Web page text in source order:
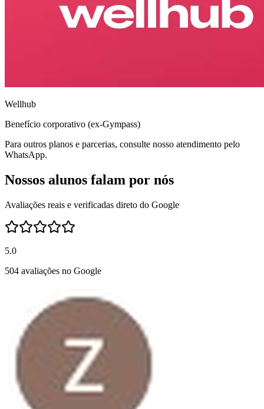
Wellhub
Benefício corporativo (ex-Gympass)
Para outros planos e parcerias, consulte nosso atendimento pelo
WhatsApp.
Nossos alunos falam por nós
Avaliações reais e verificadas direto do Google
5.0
504 avaliações no Google